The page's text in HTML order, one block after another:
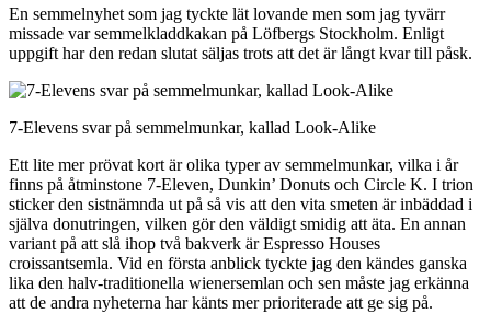
En semmelnyhet som jag tyckte lät lovande men som jag tyvärr
missade var semmelkladdkakan på Löfbergs Stockholm. Enligt
uppgift har den redan slutat säljas trots att det är långt kvar till påsk.
7-Elevens svar på semmelmunkar, kallad Look-Alike
Ett lite mer prövat kort är olika typer av semmelmunkar, vilka i år
finns på åtminstone 7-Eleven, Dunkin’ Donuts och Circle K. I trion
sticker den sistnämnda ut på så vis att den vita smeten är inbäddad i
själva donutringen, vilken gör den väldigt smidig att äta. En annan
variant på att slå ihop två bakverk är Espresso Houses
croissantsemla. Vid en första anblick tyckte jag den kändes ganska
lika den halv-traditionella wienersemlan och sen måste jag erkänna
att de andra nyheterna har känts mer prioriterade att ge sig på.